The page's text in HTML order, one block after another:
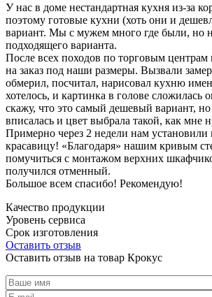
У нас в доме нестандартная кухня из-за
поэтому готовые кухни (хоть они и
вариант. Мы с мужем много где были, но
подходящего варианта.
После всех походов по торговым
на заказ под наши размеры. Вызвали
обмерил, посчитал, нарисовал кухню
хотелось, и картинка в голове сложилась
скажу, что это самый дешевый вариант,
вписалась и цвет выбрала такой, как мне
Примерно через 2 недели нам
красавицу! «Благодаря» нашим кривым
помучиться с монтажом верхних
получился отменный.
Большое всем спасибо! Рекомендую!
Качество продукции
Уровень сервиса
Срок изготовления
Оставить отзыв
Оставить отзыв на товар Крокус